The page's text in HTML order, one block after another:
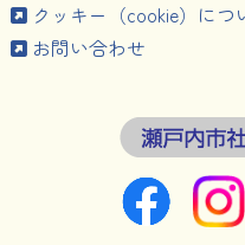
クッキー（cookie）につ
お問い合わせ